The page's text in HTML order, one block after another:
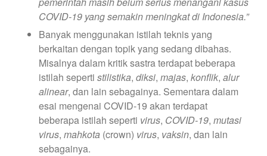
COVID-19 yang semakin meningkat di Indonesia.”
Banyak menggunakan istilah teknis yang
berkaitan dengan topik yang sedang dibahas.
Misalnya dalam kritik sastra terdapat beberapa
istilah seperti stilistika, diksi, majas, konflik, alur
alinear, dan lain sebagainya. Sementara dalam
esai mengenai COVID-19 akan terdapat
beberapa istilah seperti virus, COVID-19, mutasi
virus, mahkota (crown) virus, vaksin, dan lain
sebagainya.